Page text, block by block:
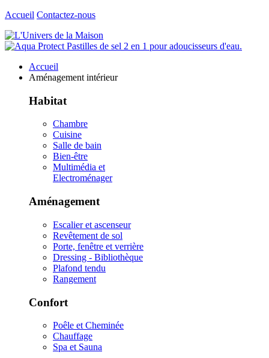
Accueil Contactez-nous
Accueil
Aménagement intérieur
Habitat
Chambre
Cuisine
Salle de bain
Bien-être
Multimédia et
Electroménager
Aménagement
Escalier et ascenseur
Revêtement de sol
Porte, fenêtre et verrière
Dressing - Bibliothèque
Plafond tendu
Rangement
Confort
Poêle et Cheminée
Chauffage
Spa et Sauna